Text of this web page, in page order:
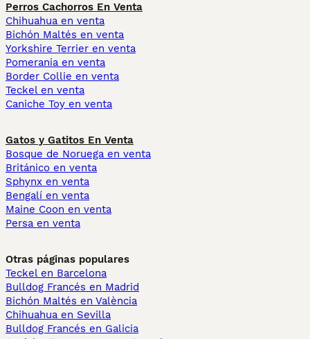
Perros Cachorros En Venta
Chihuahua en venta
Bichón Maltés en venta
Yorkshire Terrier en venta
Pomerania en venta
Border Collie en venta
Teckel en venta
Caniche Toy en venta
Gatos y Gatitos En Venta
Bosque de Noruega en venta
Británico en venta
Sphynx en venta
Bengalí en venta
Maine Coon en venta
Persa en venta
Otras páginas populares
Teckel en Barcelona
Bulldog Francés en Madrid
Bichón Maltés en València
Chihuahua en Sevilla
Bulldog Francés en Galicia